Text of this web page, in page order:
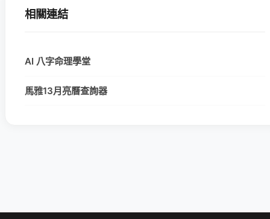
相關連結
AI 八字命理學堂
馬雅13月亮曆查詢器